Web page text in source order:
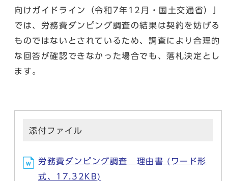
向けガイドライン（令和7年12月・国土交通省）」
では、労務費ダンピング調査の結果は契約を妨げる
ものではないとされているため、調査により合理的
な回答が確認できなかった場合でも、落札決定とし
ます。
添付ファイル
労務費ダンピング調査 理由書 (ワード形
式、17.32KB)